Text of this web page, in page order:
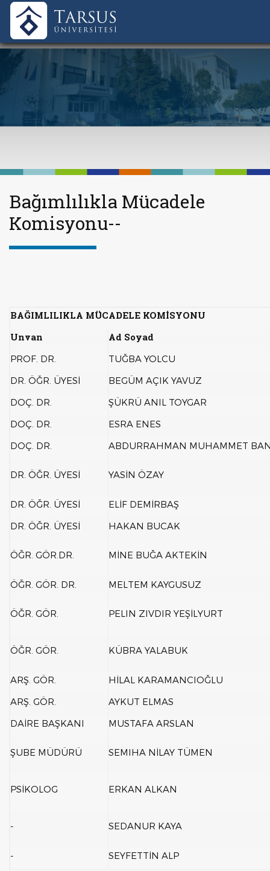
Bağımlılıkla Mücadele
Komisyonu--
BAĞIMLILIKLA MÜCADELE KOMİSYONU
Unvan
Ad Soyad
PROF. DR.
TUĞBA YOLCU
DR. ÖĞR. ÜYESİ
BEGÜM AÇIK YAVUZ
DOÇ. DR.
ŞÜKRÜ ANIL TOYGAR
DOÇ. DR.
ESRA ENES
DOÇ. DR.
ABDURRAHMAN MUHAMMET
DR. ÖĞR. ÜYESİ YASİN ÖZAY
DR. ÖĞR. ÜYESİ
ELİF DEMİRBAŞ
DR. ÖĞR. ÜYESİ
HAKAN BUCAK
ÖĞR. GÖR.DR. MİNE BUĞA AKTEKİN
ÖĞR. GÖR. DR. MELTEM KAYGUSUZ
ÖĞR. GÖR. PELIN ZIVDIR YEŞİLYURT
ÖĞR. GÖR. KÜBRA YALABUK
ARŞ. GÖR.
HİLAL KARAMANCIOĞLU
ARŞ. GÖR.
AYKUT ELMAS
DAİRE BAŞKANI
MUSTAFA ARSLAN
ŞUBE MÜDÜRÜ SEMIHA NİLAY TÜMEN
PSİKOLOG ERKAN ALKAN
- SEDANUR KAYA
- SEYFETTİN ALP